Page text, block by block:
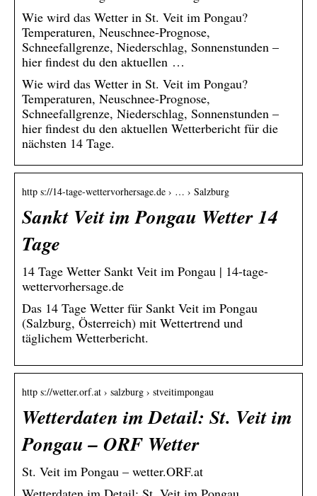
Wie wird das Wetter in St. Veit im Pongau?
Temperaturen, Neuschnee-Prognose,
Schneefallgrenze, Niederschlag, Sonnenstunden –
hier findest du den aktuellen …
Wie wird das Wetter in St. Veit im Pongau?
Temperaturen, Neuschnee-Prognose,
Schneefallgrenze, Niederschlag, Sonnenstunden –
hier findest du den aktuellen Wetterbericht für die
nächsten 14 Tage.
http s://14-tage-wettervorhersage.de › … › Salzburg
Sankt Veit im Pongau Wetter 14
Tage
14 Tage Wetter Sankt Veit im Pongau | 14-tage-
wettervorhersage.de
Das 14 Tage Wetter für Sankt Veit im Pongau
(Salzburg, Österreich) mit Wettertrend und
täglichem Wetterbericht.
http s://wetter.orf.at › salzburg › stveitimpongau
Wetterdaten im Detail: St. Veit im
Pongau – ORF Wetter
St. Veit im Pongau – wetter.ORF.at